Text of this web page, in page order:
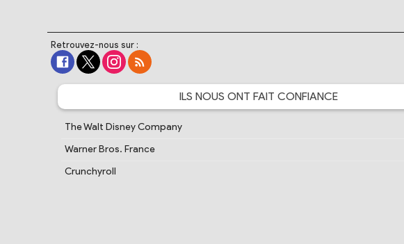
Retrouvez-nous sur :
ILS NOUS ONT FAIT CONFIANCE
The Walt Disney Company
Warner Bros. France
Crunchyroll